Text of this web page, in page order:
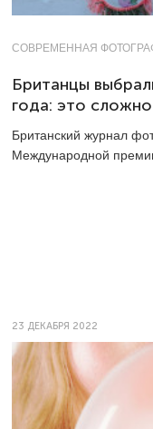
СОВРЕМЕННАЯ
Британцы
года: это сложно
Британский журнал
Международной
23 ДЕКАБРЯ 2022